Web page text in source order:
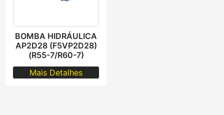
BOMBA HIDRÁULICA
AP2D28 (F5VP2D28)
(R55-7/R60-7)
Mais Detalhes